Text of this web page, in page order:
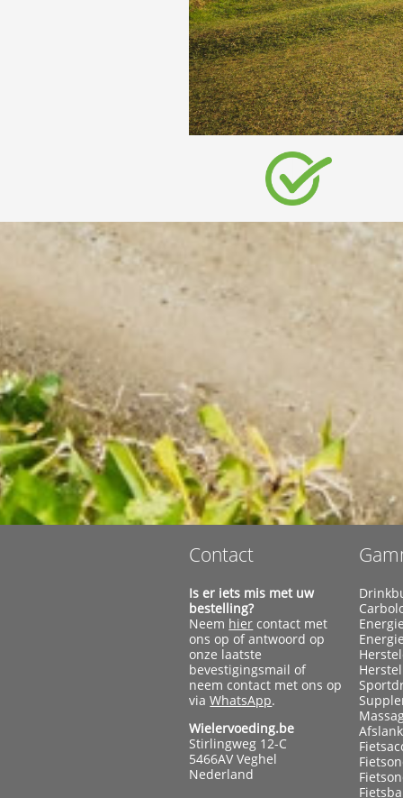
Contact
Is er iets mis met uw
bestelling?
Neem hier contact met
ons op of antwoord op
onze laatste
bevestigingsmail of
neem contact met ons op
viaWhatsApp.
Wielervoeding.be
Stirlingweg 12-C
5466AV Veghel
Nederland